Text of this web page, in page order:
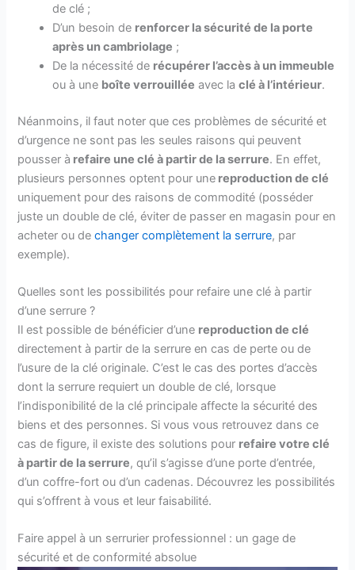
de clé ;
D’un besoin de renforcer la sécurité de la porte
après un cambriolage ;
De la nécessité de récupérer l’accès à un immeuble
ou à une boîte verrouillée avec laclé à l’intérieur.
Néanmoins, il faut noter que ces problèmes de sécurité et
d’urgence ne sont pas les seules raisons qui peuvent
pousser à refaire une clé à partir de la serrure. En effet,
plusieurs personnes optent pour une reproduction de clé
uniquement pour des raisons de commodité (posséder
juste un double de clé, éviter de passer en magasin pour en
acheter ou dechanger complètement la serrure, par
exemple).
Quelles sont les possibilités pour refaire une clé à partir
d’une serrure ?
Il est possible de bénéficier d’une reproduction de clé
directement à partir de la serrure en cas de perte ou de
l’usure de la clé originale. C’est le cas des portes d’accès
dont la serrure requiert un double de clé, lorsque
l’indisponibilité de la clé principale affecte la sécurité des
biens et des personnes. Si vous vous retrouvez dans ce
cas de figure, il existe des solutions pour refaire votre clé
à partir de la serrure, qu’il s’agisse d’une porte d’entrée,
d’un coffre-fort ou d’un cadenas. Découvrez les possibilités
qui s’offrent à vous et leur faisabilité.
Faire appel à un serrurier professionnel : un gage de
sécurité et de conformité absolue